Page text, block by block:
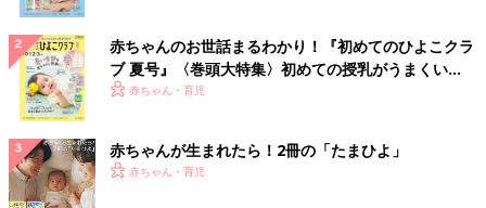
赤ちゃんのお世話まるわかり！『初めてのひよこクラ
ブ 夏号』〈巻頭大特集〉初めての授乳がうまくい
く！ おっぱい・ミルクの基本と夏のトラブル 解決テ
赤ちゃん・育児
赤ちゃんが生まれたら！2冊の「たまひよ」
赤ちゃん・育児